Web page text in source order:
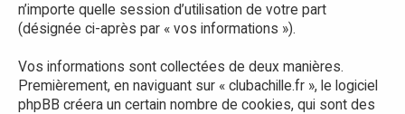
n’importe quelle session d’utilisation de votre part
(désignée ci-après par « vos informations »).
Vos informations sont collectées de deux manières.
Premièrement, en naviguant sur « clubachille.fr », le logiciel
phpBB créera un certain nombre de cookies, qui sont des